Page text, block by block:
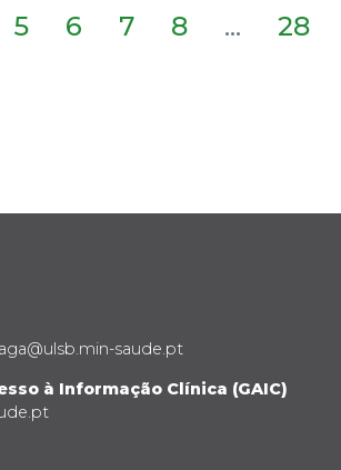
5 6 7 8 ... 28
saude.pt
à Informação Clínica (GAIC)